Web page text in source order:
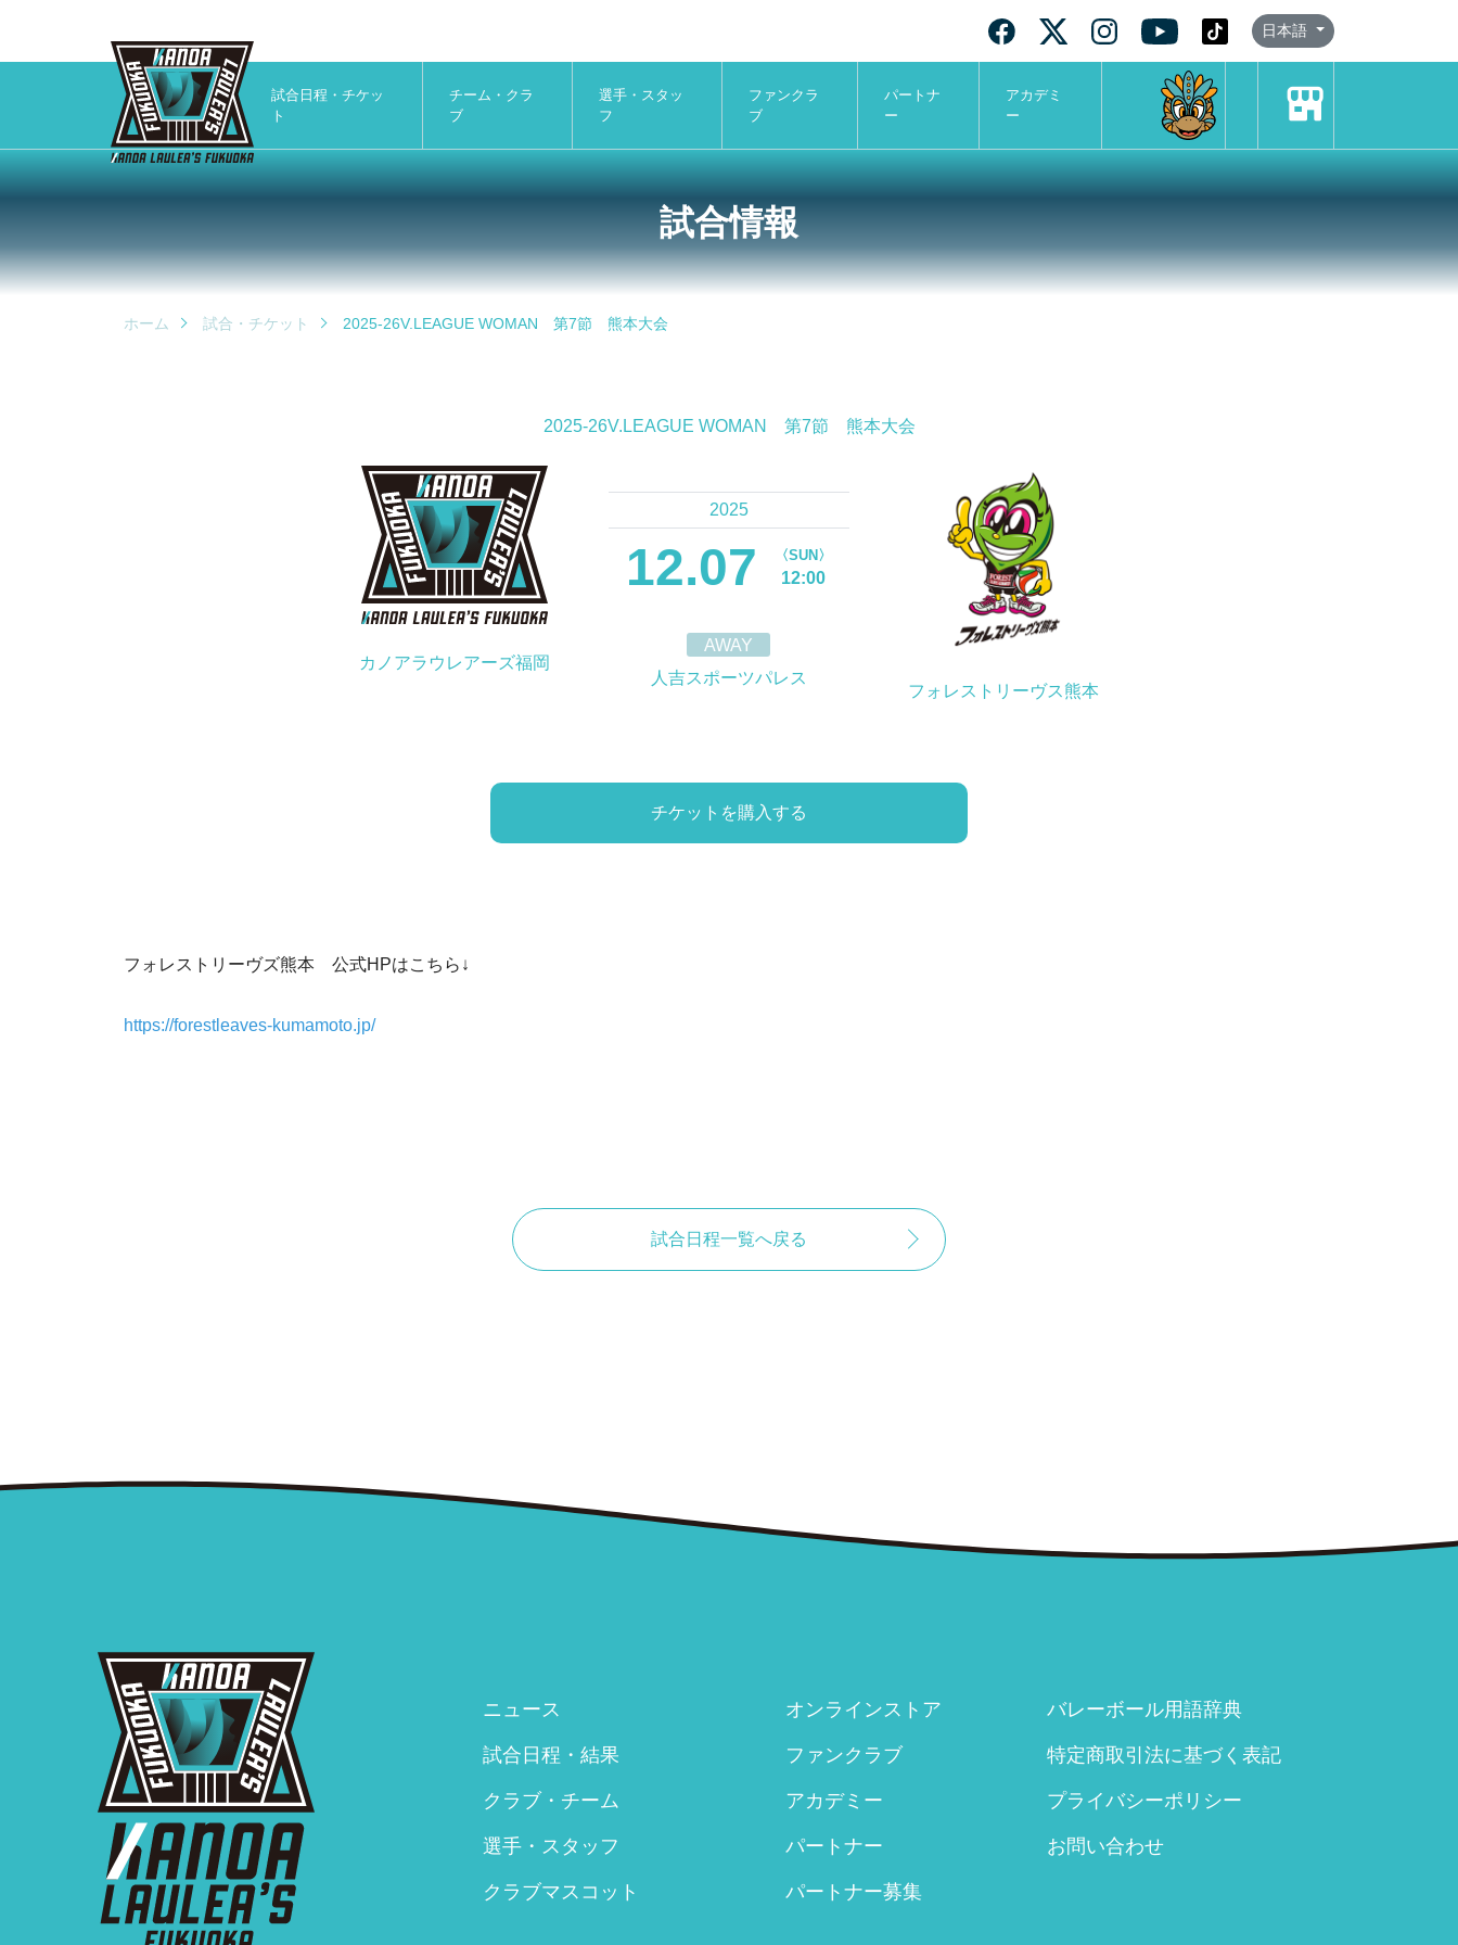
日本語
試合日程・チケッ
ト
チーム・クラ
ブ
選手・スタッ
フ
ファンクラ
ブ
パートナ
ー
アカデミ
ー
試合情報
ホーム 試合・チケット 2025-26V.LEAGUE WOMAN 第7節 熊本大会
2025-26V.LEAGUE WOMAN 第7節 熊本大会
カノアラウレアーズ福岡
2025
12.07 〈SUN〉
12:00
AWAY
人吉スポーツパレス
フォレストリーヴス熊本
チケットを購入する
フォレストリーヴズ熊本 公式HPはこちら↓
https://forestleaves-kumamoto.jp/
試合日程一覧へ戻る
ニュース
試合日程・結果
クラブ・チーム
選手・スタッフ
クラブマスコット
オンラインストア
ファンクラブ
アカデミー
パートナー
パートナー募集
バレーボール用語辞典
特定商取引法に基づく表記
プライバシーポリシー
お問い合わせ